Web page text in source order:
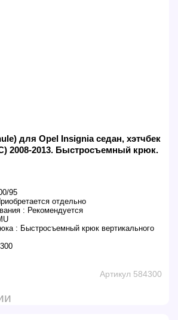
для Opel Insignia седан, хэтчбек
2008-2013. Быстросъемный крюк.
95
отдельно
: Рекомендуется
: Быстросъемный крюк вертикального
Артикул 584300